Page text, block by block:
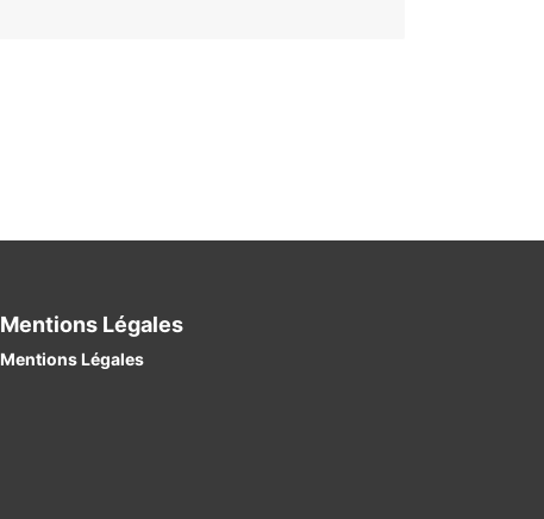
Mentions Légales
Mentions Légales